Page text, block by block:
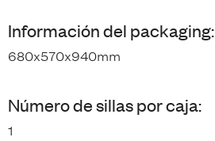
Información del packaging:
680x570x940mm
Número de sillas por caja:
1